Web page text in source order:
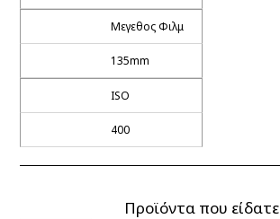
Μεγεθος Φιλμ
135mm
ISO
400
Προϊόντα που είδατε